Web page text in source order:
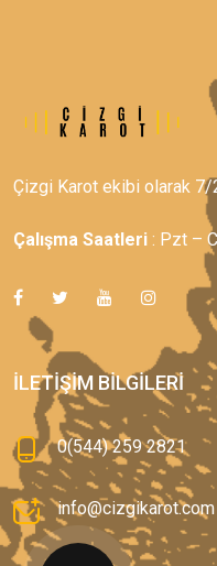
Çizgi Karot ekibi olarak
Çalışma Saatleri : Pzt –
İLETIŞIM BILGILERI
0(544) 259 2821
info@cizgikarot.com